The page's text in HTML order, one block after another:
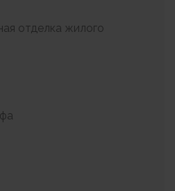
отделка жилого